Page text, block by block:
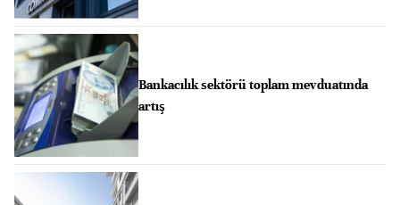
Bankacılık sektörü toplam mevduatında
artış